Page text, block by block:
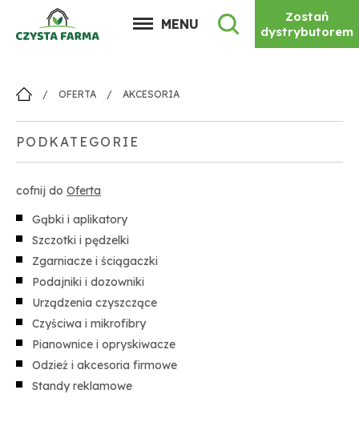
MENU
Zostań
dystrybutorem
/ OFERTA / AKCESORIA
PODKATEGORIE
cofnij do Oferta
Gąbki i aplikatory
Szczotki i pędzelki
Zgarniacze i ściągaczki
Podajniki i dozowniki
Urządzenia czyszczące
Czyściwa i mikrofibry
Pianownice i opryskiwacze
Odzież i akcesoria firmowe
Standy reklamowe